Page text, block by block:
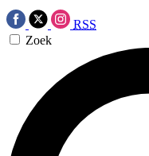
RSS
Zoek